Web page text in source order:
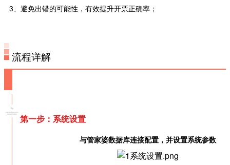
3、避免出错的可能性，有效提升开票正确率；
流程详解
第一步：系统设置
与管家婆数据库连接配置，并设置系统参数